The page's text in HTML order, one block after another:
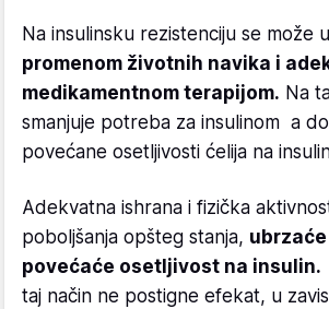
Na insulinsku rezistenciju se može
promenom životnih navika i
medikamentnom terapijom. Na
smanjuje potreba za insulinom a
povećane osetljivosti ćelija na
Adekvatna ishrana i fizička
poboljšanja opšteg stanja,
povećaće osetljivost na insulin.
taj način ne postigne efekat, u